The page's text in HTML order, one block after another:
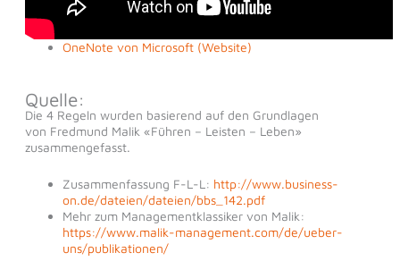
OneNote von Microsoft (Website)
Quelle:
Die 4 Regeln wurden basierend auf den Grundlagen
von Fredmund Malik «Führen – Leisten – Leben»
zusammengefasst.
Zusammenfassung F-L-L: http://www.business-
on.de/dateien/dateien/bbs_142.pdf
Mehr zum Managementklassiker von Malik:
https://www.malik-management.com/de/ueber-
uns/publikationen/